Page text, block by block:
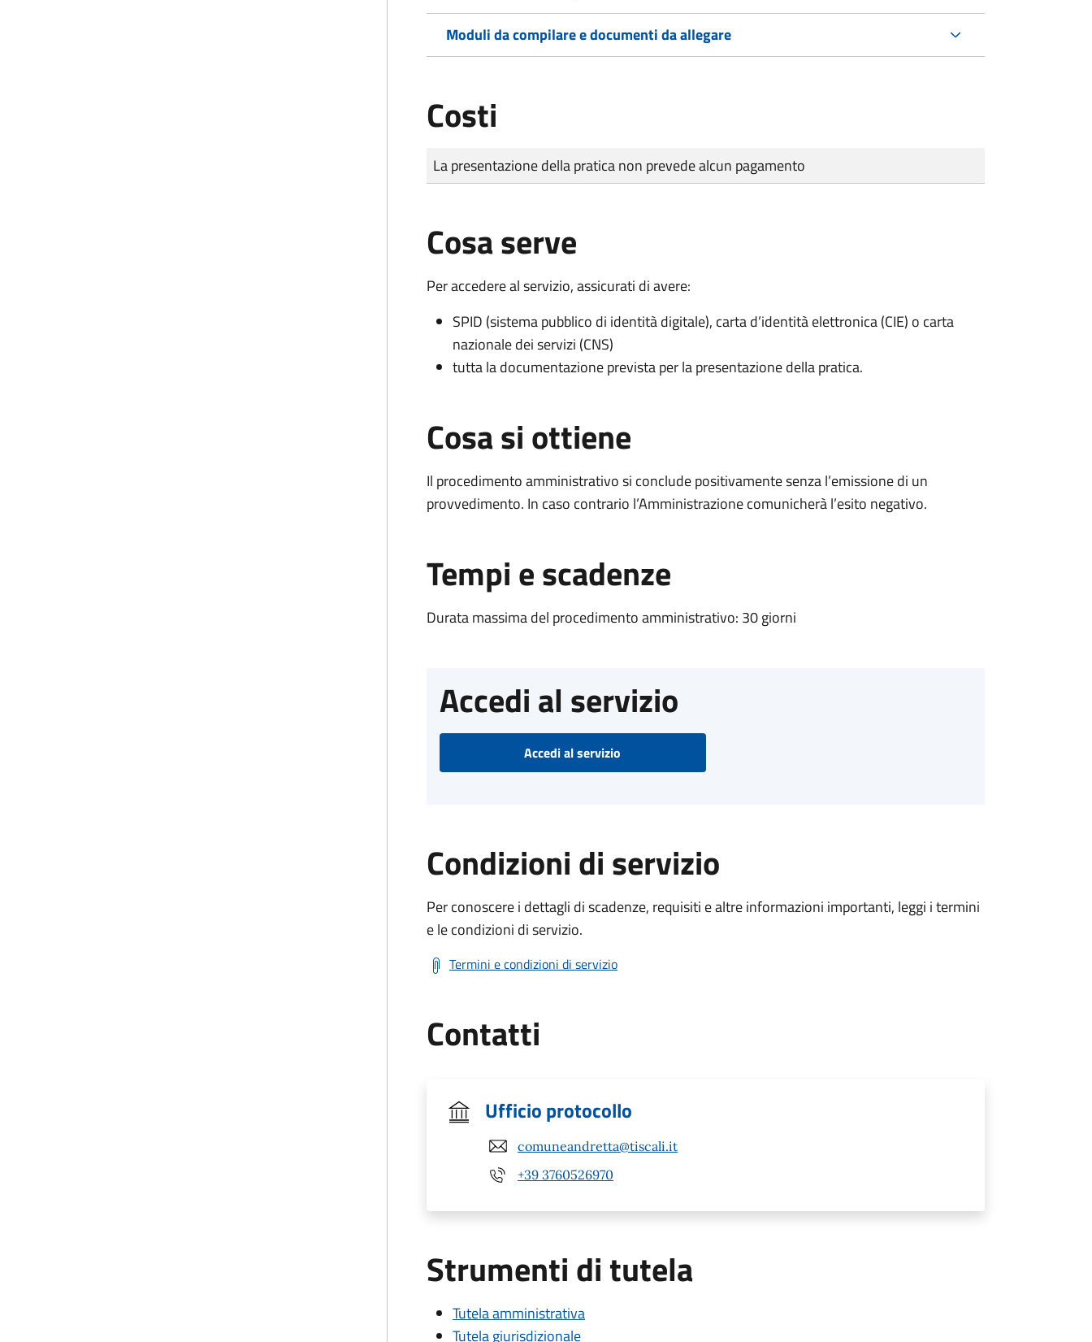
Moduli da compilare e documenti da allegare
Costi
Tipo di pagamento
Importo
La presentazione della pratica non prevede alcun pagamento
Cosa serve
Per accedere al servizio, assicurati di avere:
SPID (sistema pubblico di identità digitale), carta d’identità elettronica (CIE) o carta
nazionale dei servizi (CNS)
tutta la documentazione prevista per la presentazione della pratica.
Cosa si ottiene
Il procedimento amministrativo si conclude positivamente senza l’emissione di un
provvedimento. In caso contrario l’Amministrazione comunicherà l’esito negativo.
Tempi e scadenze
Durata massima del procedimento amministrativo: 30 giorni
Accedi al servizio
Accedi al servizio
Condizioni di servizio
Per conoscere i dettagli di scadenze, requisiti e altre informazioni importanti, leggi i termini
e le condizioni di servizio.
Termini e condizioni di servizio
Contatti
Ufficio protocollo
comuneandretta@tiscali.it
+39 3760526970
Strumenti di tutela
Tutela amministrativa
Tutela giurisdizionale